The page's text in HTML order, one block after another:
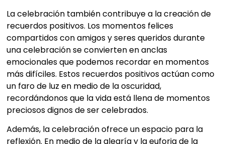
La celebración también contribuye a la creación de
recuerdos positivos. Los momentos felices
compartidos con amigos y seres queridos durante
una celebración se convierten en anclas
emocionales que podemos recordar en momentos
más difíciles. Estos recuerdos positivos actúan como
un faro de luz en medio de la oscuridad,
recordándonos que la vida está llena de momentos
preciosos dignos de ser celebrados.
Además, la celebración ofrece un espacio para la
reflexión. En medio de la alegría y la euforia de la